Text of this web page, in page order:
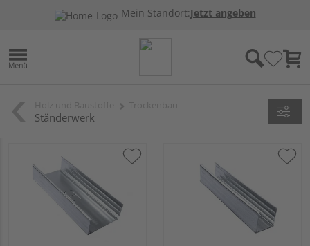
Mein Standort:Jetzt angeben
Ständerwerk